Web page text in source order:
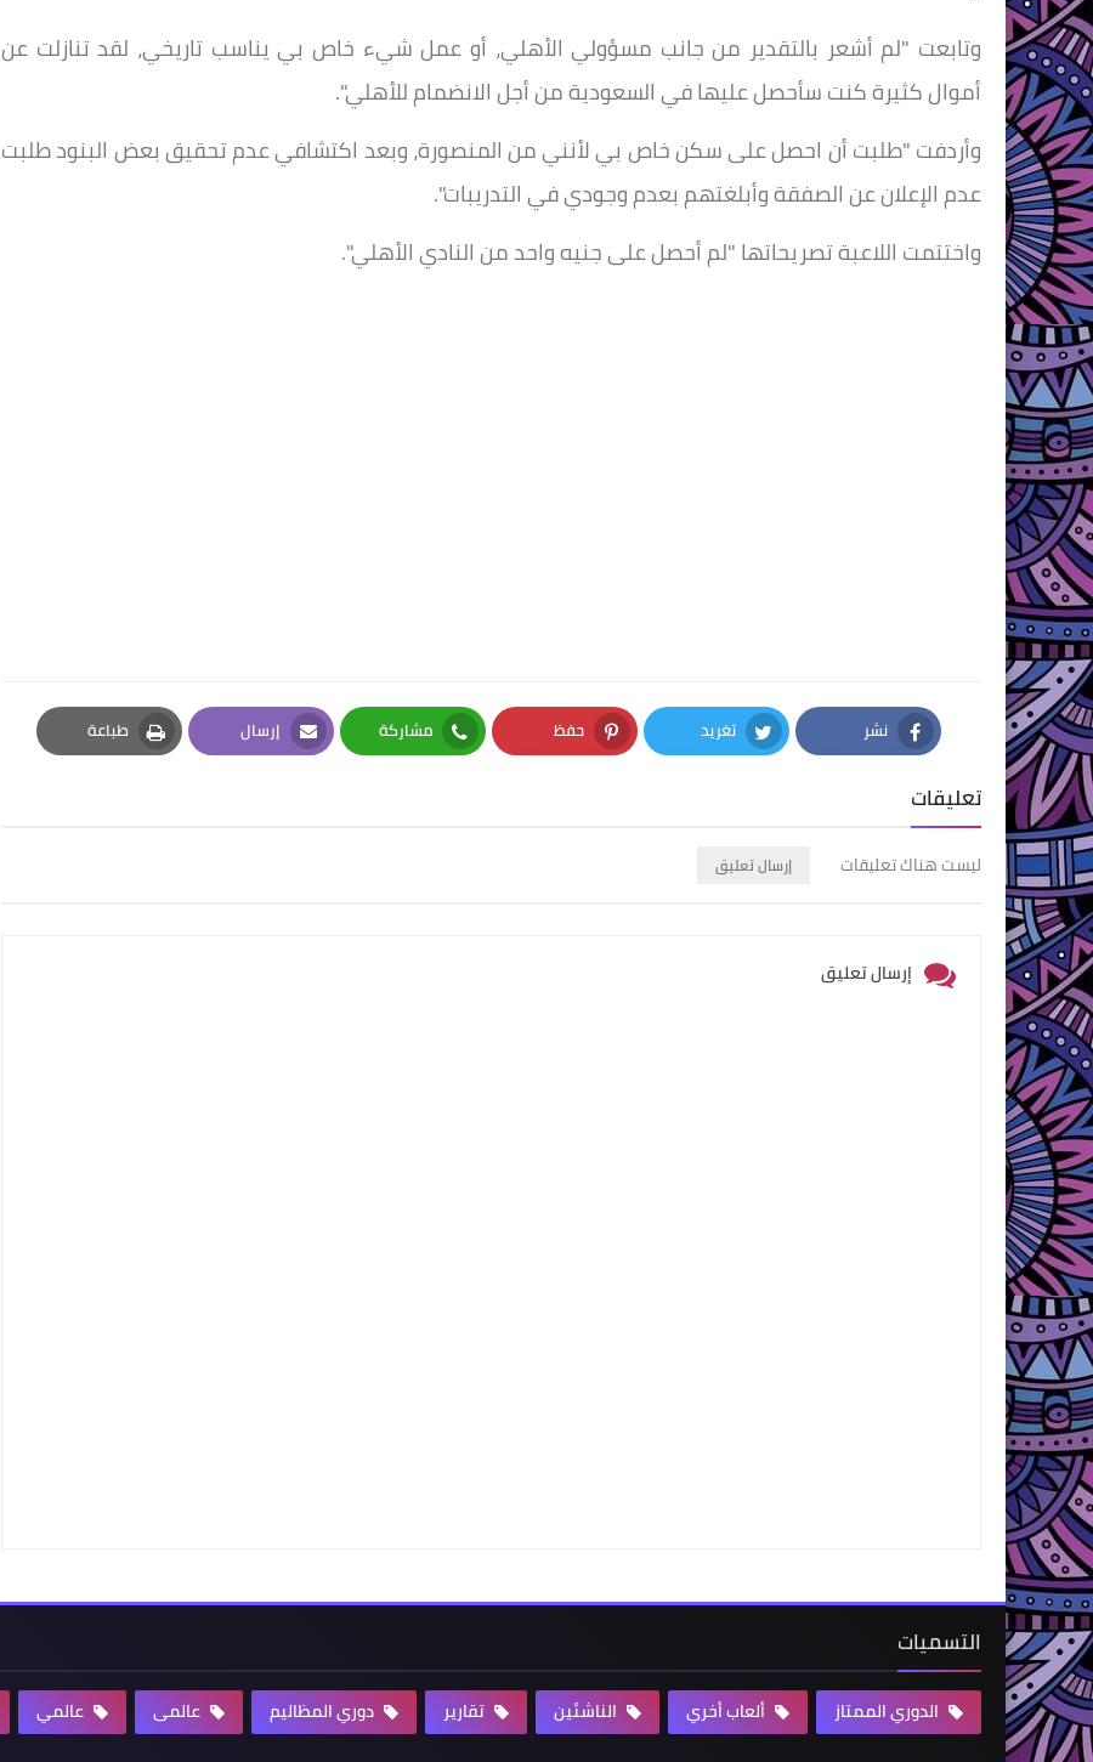
وتابعت "لم أشعر بالتقدير من جانب مسؤولي الأهلي، أو عمل شيء خاص بي يناسب تاريخي، لقد تنازلت عن
أموال كثيرة كنت سأحصل عليها في السعودية من أجل الانضمام للأهلي".
وأردفت "طلبت أن احصل على سكن خاص بي لأنني من المنصورة، وبعد اكتشافي عدم تحقيق بعض البنود طلبت
عدم الإعلان عن الصفقة وأبلغتهم بعدم وجودي في التدريبات".
واختتمت اللاعبة تصريحاتها "لم أحصل على جنيه واحد من النادي الأهلي".
نشر
Facebook
تغريد
Twitter
حفظ
Pinterest
مشاركة
Whatsapp
إرسال
Email
طباعة
Print
تعليقات
ليست هناك تعليقات إرسال تعليق
إرسال تعليق
التسميات
الدوري الممتاز ألعاب أخري الناشئين تقارير دوري المظاليم عالمى عالمي